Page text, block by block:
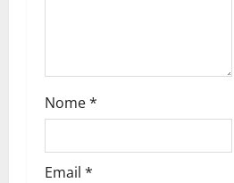
Nome*
Email *